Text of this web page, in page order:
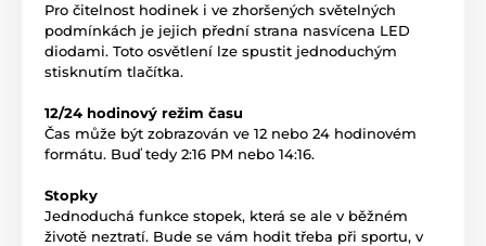
Pro čitelnost hodinek i ve zhoršených světelných
podmínkách je jejich přední strana nasvícena LED
diodami. Toto osvětlení lze spustit jednoduchým
stisknutím tlačítka.
12/24 hodinový režim času
Čas může být zobrazován ve 12 nebo 24 hodinovém
formátu. Buď tedy 2:16 PM nebo 14:16.
Stopky
Jednoduchá funkce stopek, která se ale v běžném
životě neztratí. Bude se vám hodit třeba při sportu, v